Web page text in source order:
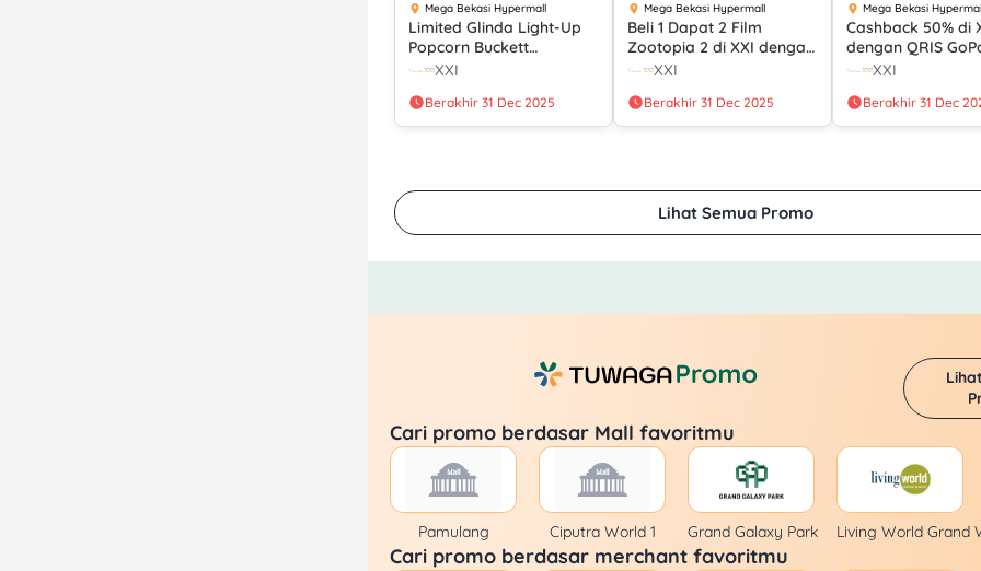
Mega Bekasi Hypermall
Limited Glinda Light-Up
Popcorn Buckett
Rp450.000 di XXI dengan
Pembayaran
XXI
Berakhir 31 Dec 2025
Mega Bekasi Hypermall
Beli 1 Dapat 2 Film
Zootopia 2 di XXI dengan
Kartu Kredit OCBC
XXI
Berakhir 31 Dec 2025
Mega Bekasi
Cashback 50% di
dengan QRIS
XXI
Berakhir 31 Dec
Lihat Semua Promo
Cari promo berdasar Mall favoritmu
Pamulang Ciputra World 1 Grand Galaxy Park Living World Grand
Cari promo berdasar merchant favoritmu